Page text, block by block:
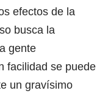
efectos de la
busca la
gente
facilidad se puede
un gravísimo